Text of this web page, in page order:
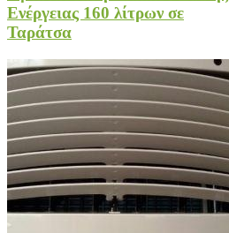
Ενέργειας 160 λίτρων σε
Ταράτσα